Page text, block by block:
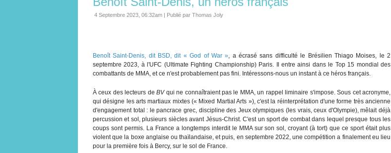
4 Septembre 2023, 06:32am | Publié par Thomas Joly
Benoît Saint-Denis, dit BSD, dit « God of War », a écrasé sans difficulté le Brésilien Thiago Moises, le 2
septembre 2023, à l'UFC (Ultimate Fighting Championship) Paris. Il entre ainsi dans le Top 15 mondial des
combattants de MMA, et ce n'est probablement pas fini. Intéressons-nous un instant à ce héros français.
À ceux des lecteurs deBVqui ne connaîtraient pas le MMA, un rappel liminaire s'impose. Sous cet acronyme,
qui désigne les arts martiaux mixtes (« Mixed Martial Arts »), c'est la réinterprétation d'une forme très ancienne
d'engagement total : le pancrace grec, discipline des Jeux olympiques (les vrais, ceux d'Olympie), mêlait déjà
percussion et sol, plusieurs siècles avant Jésus-Christ. C'est un sport de combat dans lequel presque tous les
coups sont permis. La France a longtemps interdit le MMA sur son sol, croyant (à tort) que ce sport était plus
violent que la boxe anglaise ou thaïlandaise, et puis, en septembre 2022, une compétition a finalement eu lieu
pour la première fois à Bercy, sur le sol de France.